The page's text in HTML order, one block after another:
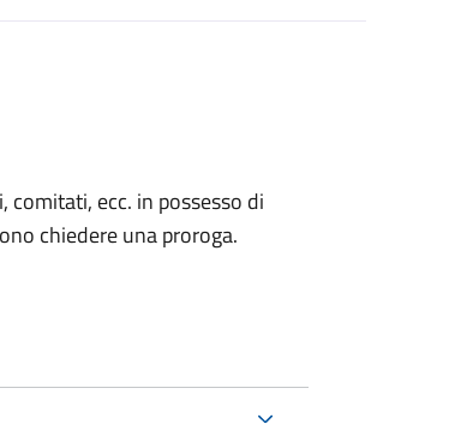
ecc. in possesso di
chiedere una proroga.